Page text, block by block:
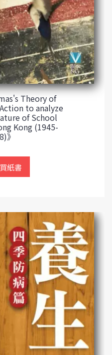
Theory of
to analyze
of School
Kong (1945-
》
紙書